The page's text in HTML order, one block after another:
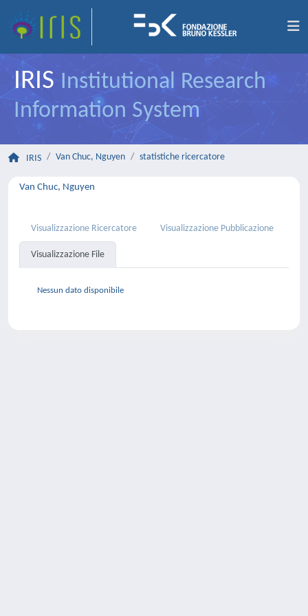
IRIS Institutional Research
Information System
IRIS Van Chuc, Nguyen statistiche ricercatore
Van Chuc, Nguyen
Visualizzazione Ricercatore Visualizzazione Pubblicazione
Visualizzazione File
Nessun dato disponibile